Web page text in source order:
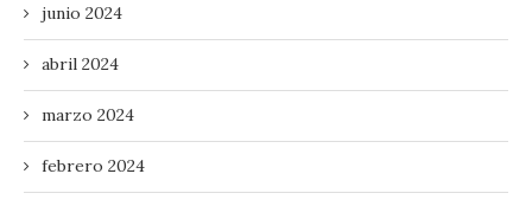
junio 2024
abril 2024
marzo 2024
febrero 2024